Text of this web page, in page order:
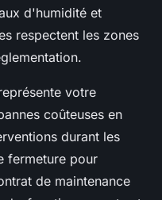
d'humidité et
respectent les zones
votre
coûteuses en
durant les
fermeture pour
de maintenance